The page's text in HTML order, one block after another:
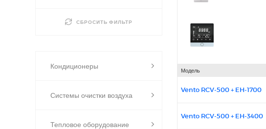
СБРОСИТЬ ФИЛЬТР
Кондиционеры
Системы очистки воздуха
Тепловое оборудование
Модель
Vento RCV-500 + EH-1700
Vento RCV-500 + EH-3400